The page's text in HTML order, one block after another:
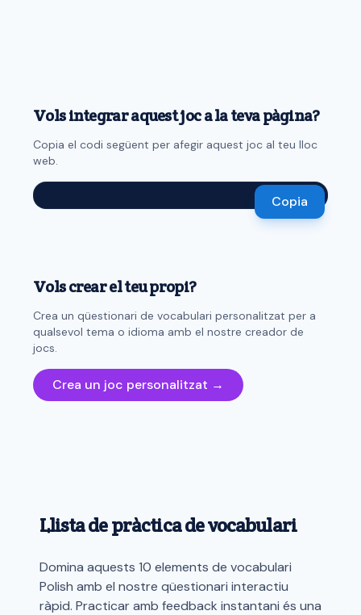
Vols integrar aquest joc a la teva pàgina?
Copia el codi següent per afegir aquest joc al teu lloc
web.
Copia
Vols crear el teu propi?
Crea un qüestionari de vocabulari personalitzat per a
qualsevol tema o idioma amb el nostre creador de
jocs.
Crea un joc personalitzat →
Llista de pràctica de vocabulari
Domina aquests 10 elements de vocabulari
Polish amb el nostre qüestionari interactiu
ràpid. Practicar amb feedback instantani és una